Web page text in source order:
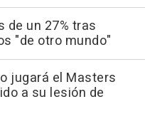
de un 27% tras
"de otro mundo"
jugará el Masters
a su lesión de